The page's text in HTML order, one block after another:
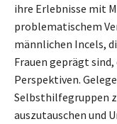
ihre Erlebnisse mit
problematischem
männlichen Incels,
Frauen geprägt
Perspektiven.
Selbsthilfegruppen
auszutauschen und